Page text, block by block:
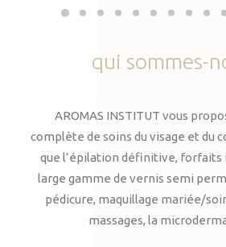
qui sommes-
AROMAS INSTITUT vous
complète de soins du visage et du
que l’épilation définitive, forfaits
large gamme de vernis semi
pédicure, maquillage mariée/
massages, la